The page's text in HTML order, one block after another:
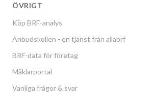
ÖVRIGT
Köp BRF-analys
Anbudskollen - en tjänst från allabrf
BRF-data för företag
Mäklarportal
Vanliga frågor & svar